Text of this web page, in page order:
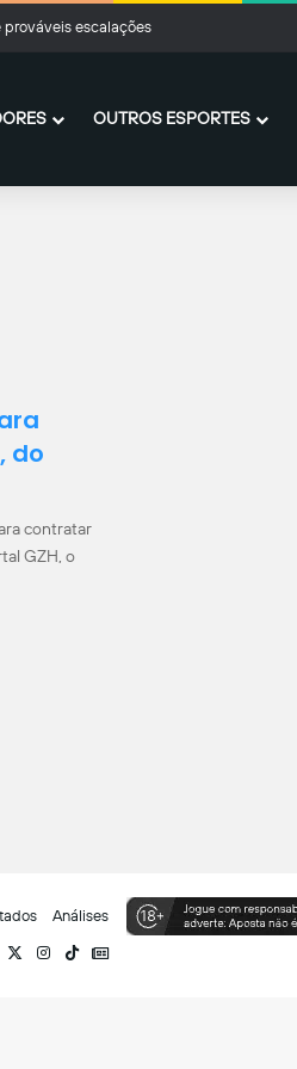
prováveis escalações
OUTROS ESPORTES
do
contratar
GZH, o
Análises
X Instagram
TikTokSiga-